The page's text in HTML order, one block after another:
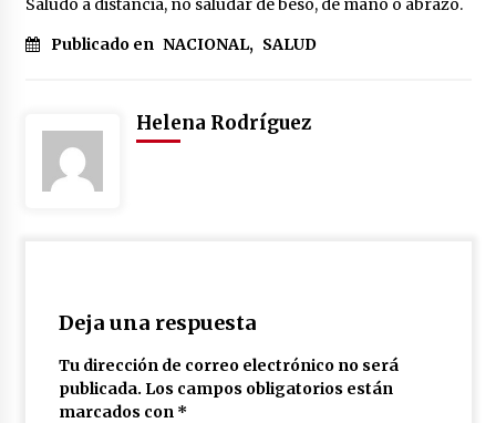
Saludo a distancia, no saludar de beso, de mano o abrazo.
Publicado en NACIONAL, SALUD
Helena Rodríguez
Deja una respuesta
Tu dirección de correo electrónico no será
publicada. Los campos obligatorios están
marcados con *